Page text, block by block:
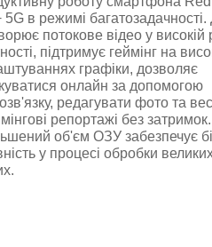
5G в режимі
потокове відео у високій
підтримує геймінг на
графіки, дозволяє
онлайн за допомогою
редагувати фото та
репортажі без затримок.
об'єм ОЗУ забезпечує
у процесі обробки